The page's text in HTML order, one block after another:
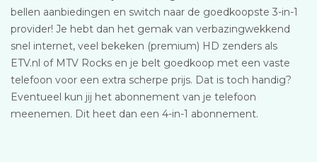
bellen aanbiedingen en switch naar de goedkoopste 3-in-1
provider! Je hebt dan het gemak van verbazingwekkend
snel internet, veel bekeken (premium) HD zenders als
ETV.nl of MTV Rocks en je belt goedkoop met een vaste
telefoon voor een extra scherpe prijs. Dat is toch handig?
Eventueel kun jij het abonnement van je telefoon
meenemen. Dit heet dan een 4-in-1 abonnement.